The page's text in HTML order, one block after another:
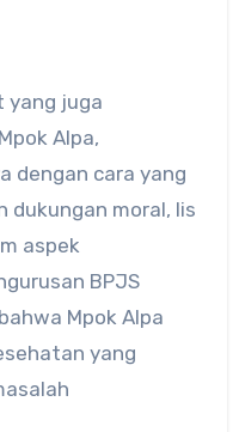
yang juga
Alpa,
dengan cara yang
dukungan moral, Iis
aspek
BPJS
Mpok Alpa
yang